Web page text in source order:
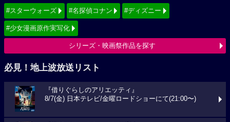
#スターウォーズ #名探偵コナン #ディズニー
#少女漫画原作実写化
シリーズ・映画祭作品を探す
必見！地上波放送リスト
『借りぐらしのアリエッティ』
8/7(金) 日本テレビ/金曜ロードショーにて(21:00〜)